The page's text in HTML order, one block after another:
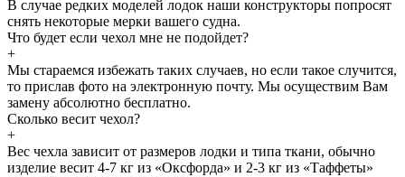
В случае редких моделей лодок наши конструкторы попросят
снять некоторые мерки вашего судна.
Что будет если чехол мне не подойдет?
+
Мы стараемся избежать таких случаев, но если такое случится,
то прислав фото на электронную почту. Мы осуществим Вам
замену абсолютно бесплатно.
Сколько весит чехол?
+
Вес чехла зависит от размеров лодки и типа ткани, обычно
изделие весит 4-7 кг из «Оксфорда» и 2-3 кг из «Таффеты»